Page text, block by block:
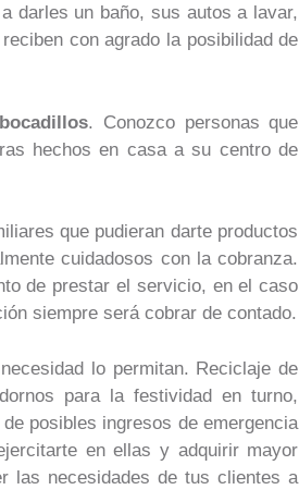
darles un baño, sus autos a lavar,
con agrado la posibilidad de
. Conozco personas que
hechos en casa a su centro de
que pudieran darte productos
cuidadosos con la cobranza.
de prestar el servicio, en el caso
siempre será cobrar de contado.
lo permitan. Reciclaje de
para la festividad en turno,
posibles ingresos de emergencia
en ellas y adquirir mayor
las necesidades de tus clientes a